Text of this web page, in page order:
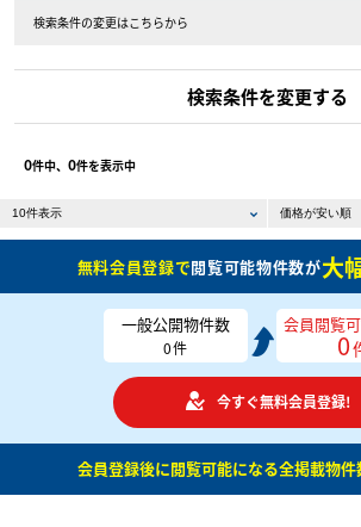
検索条件の変更はこちらから
検索条件を変更する
0件中、 0件を表示中
無料会員登録で閲覧可能物件数が大
一般公開物件数
0件
会員閲覧
0
今すぐ無料会員登録!
会員登録後に閲覧可能になる全掲載物件